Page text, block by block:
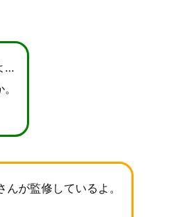
…
が監修しているよ。